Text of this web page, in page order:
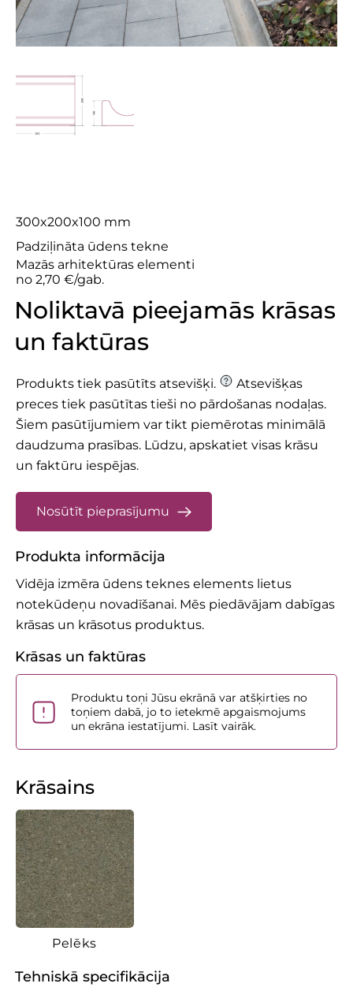
300x200x100 mm
Padziļināta ūdens tekne
Mazās arhitektūras elementi
no 2,70 €/gab.
Noliktavā pieejamās krāsas
un faktūras
Produkts tiek pasūtīts atsevišķi.
Atsevišķas
preces tiek pasūtītas tieši no pārdošanas nodaļas.
Šiem pasūtījumiem var tikt piemērotas minimālā
daudzuma prasības. Lūdzu, apskatiet visas krāsu
un faktūru iespējas.
Nosūtīt pieprasījumu
Produkta informācija
Vidēja izmēra ūdens teknes elements lietus
notekūdeņu novadīšanai. Mēs piedāvājam dabīgas
krāsas un krāsotus produktus.
Krāsas un faktūras
Produktu toņi Jūsu ekrānā var atšķirties no
toņiem dabā, jo to ietekmē apgaismojums
un ekrāna iestatījumi. Lasīt vairāk.
Krāsains
Pelēks
Tehniskā specifikācija